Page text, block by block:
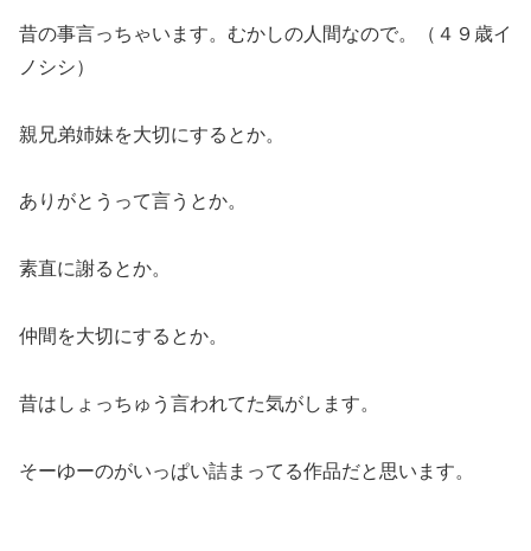
昔の事言っちゃいます。むかしの人間なので。（４９歳イ
ノシシ）
親兄弟姉妹を大切にするとか。
ありがとうって言うとか。
素直に謝るとか。
仲間を大切にするとか。
昔はしょっちゅう言われてた気がします。
そーゆーのがいっぱい詰まってる作品だと思います。